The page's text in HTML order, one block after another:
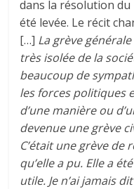
dans la résolution
été levée. Le récit
[…] La grève
très isolée de la
beaucoup de
les forces politiques
d’une manière ou
devenue une grève
C’était une grève de
qu’elle a pu. Elle a
utile. Je n’ai jamais